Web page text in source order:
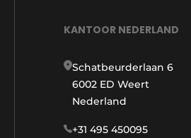
KANTOOR NEDERLAND
Schatbeurderlaan 6
6002 ED Weert
Nederland
+31 495 450095